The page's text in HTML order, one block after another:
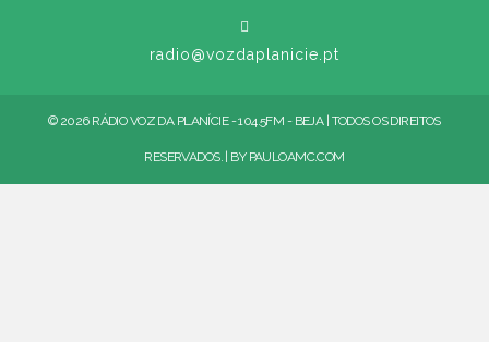
radio@vozdaplanicie.pt
© 2026 RÁDIO VOZ DA PLANÍCIE - 104.5FM - BEJA | TODOS OS DIREITOS
RESERVADOS. | BY PAULOAMC.COM